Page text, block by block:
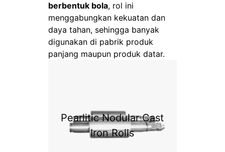
berbentuk bola, rol ini
menggabungkan kekuatan dan
daya tahan, sehingga banyak
digunakan di pabrik produk
panjang maupun produk datar.
Pearlitic Nodular Cast
Iron Rolls